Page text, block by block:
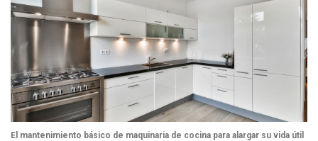
El mantenimiento básico de maquinaria de cocina para alargar su vida útil